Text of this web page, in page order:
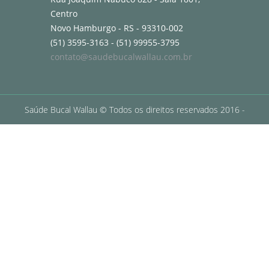
Centro
Novo Hamburgo - RS - 93310-002
(51) 3595-3163 - (51) 99955-3795
contato@saudebucalwallau.com.br
Saúde Bucal Wallau © Todos os direitos reservados 2016 -